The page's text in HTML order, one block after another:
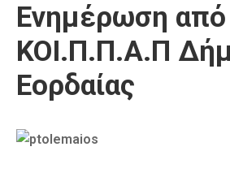
Προσκλήσεις
Αποφάσεις
Τηλέφωνα
Ενημέρωση
ΚΟΙ.Π.Π.Α.Π
Εορδαίας